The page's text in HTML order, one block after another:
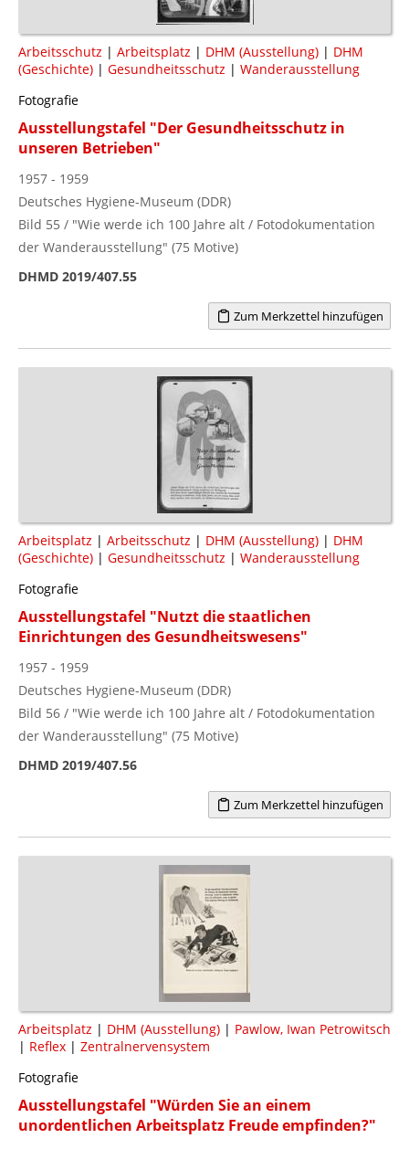
Arbeitsschutz | Arbeitsplatz | DHM (Ausstellung) | DHM
(Geschichte) | Gesundheitsschutz | Wanderausstellung
Fotografie
Ausstellungstafel "Der Gesundheitsschutz in
unseren Betrieben"
1957 - 1959
Deutsches Hygiene-Museum (DDR)
Bild 55 / "Wie werde ich 100 Jahre alt / Fotodokumentation
der Wanderausstellung" (75 Motive)
DHMD 2019/407.55
Zum Merkzettel hinzufügen
Arbeitsplatz | Arbeitsschutz | DHM (Ausstellung) | DHM
(Geschichte) | Gesundheitsschutz | Wanderausstellung
Fotografie
Ausstellungstafel "Nutzt die staatlichen
Einrichtungen des Gesundheitswesens"
1957 - 1959
Deutsches Hygiene-Museum (DDR)
Bild 56 / "Wie werde ich 100 Jahre alt / Fotodokumentation
der Wanderausstellung" (75 Motive)
DHMD 2019/407.56
Zum Merkzettel hinzufügen
Arbeitsplatz | DHM (Ausstellung) | Pawlow, Iwan Petrowitsch
| Reflex | Zentralnervensystem
Fotografie
Ausstellungstafel "Würden Sie an einem
unordentlichen Arbeitsplatz Freude empfinden?"